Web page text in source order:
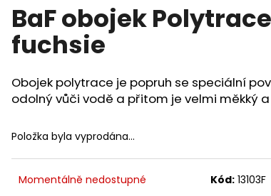
produktu
je
0,0
hvězdiček.
BaF obojek
fuchsie
Obojek polytrace je popruh se speciální
odolný vůči vodě a přitom je velmi měkký
Položka byla vyprodána…
Momentálně nedostupné Kód: 13103F
HLEDAT